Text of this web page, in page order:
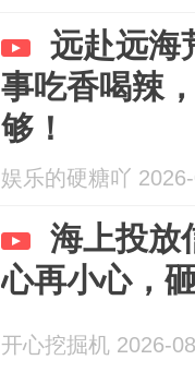
远赴远海
事吃香喝辣
够！
娱乐的硬糖吖
海上投放
心再小心，
开心挖掘机 2026-